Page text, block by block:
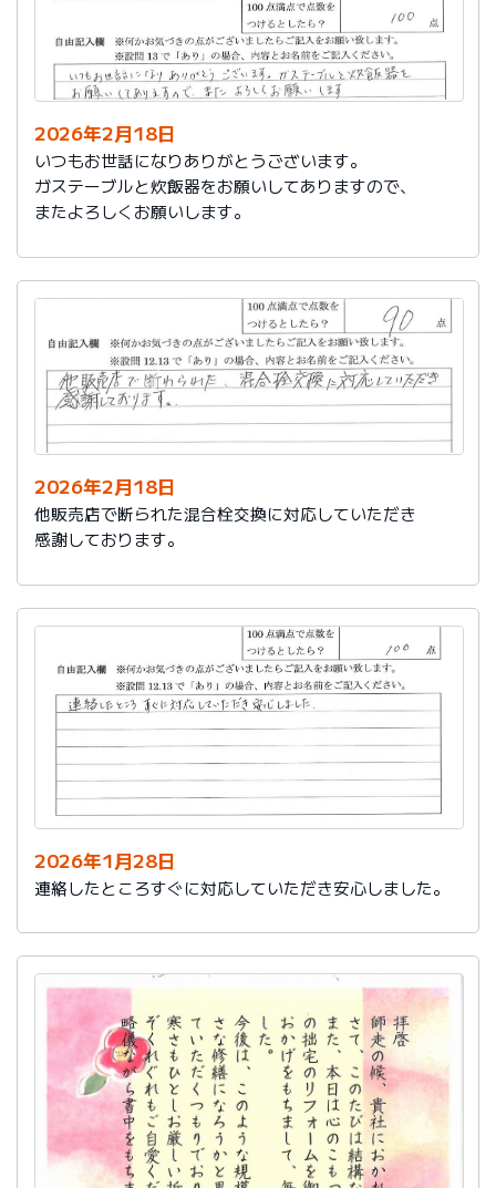
2026年2月18日
いつもお世話になりありがとうございます。
ガステーブルと炊飯器をお願いしてありますので、
またよろしくお願いします。
2026年2月18日
他販売店で断られた混合栓交換に対応していただき
感謝しております。
2026年1月28日
連絡したところすぐに対応していただき安心しました。